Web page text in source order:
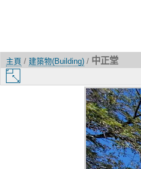
主頁 / 建築物(Building) / 中正堂
片